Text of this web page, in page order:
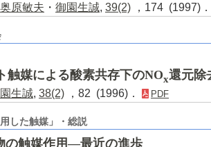
奥原敏夫 ・ 御園生誠, 39(2) ，174 (1997)
触媒による酸素共存下のNOx還元除
生誠, 38(2) ，82 (1996)． PDF
した触媒」・総説
の触媒作用―最近の進歩